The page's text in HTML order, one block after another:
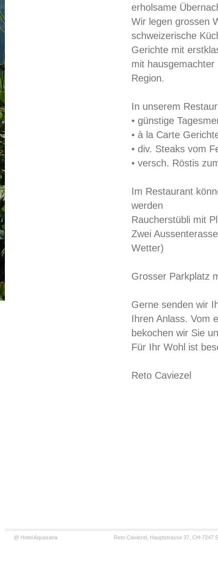
erholsame
Wir legen grossen
schweizerische
Gerichte mit
mit
Region.
In unserem
• günstige
• à la Carte
• div. Steaks vom
• versch. Röstis
Im Restaurant
werden
Raucherstübli mit
Zwei
Wetter)
Grosser Parkplatz
Gerne senden wir
Ihren Anlass. Vom
bekochen wir Sie
Für Ihr Wohl ist
Reto Caviezel
@ Hotel Aquasana Reto Caviezel, Hauptstrasse 37, CH-7247